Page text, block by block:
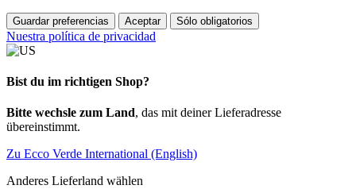
Guardar preferencias Aceptar Sólo obligatorios
Nuestra política de privacidad
Bist du im richtigen Shop?
Bitte wechsle zum Land, das mit deiner Lieferadresse
übereinstimmt.
Zu Ecco Verde International (English)
Anderes Lieferland wählen